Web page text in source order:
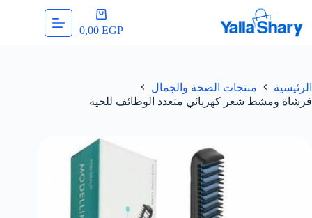
المحتوى
عربة
التسوق
0,00 EGP
الرئيسية
منتجات الصحة والجمال
فرشاة ومشط شعر كهربائي متعدد الوظائف للحية